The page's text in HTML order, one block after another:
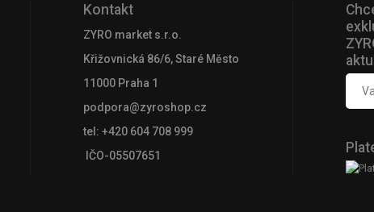
Kontakt
ZYRO market s.r.o.
Křižovnická 86/6, Staré Město
11000 Praha 1
podpora@zyroshop.cz
tel: +420 604 708 999
IČO-05507651